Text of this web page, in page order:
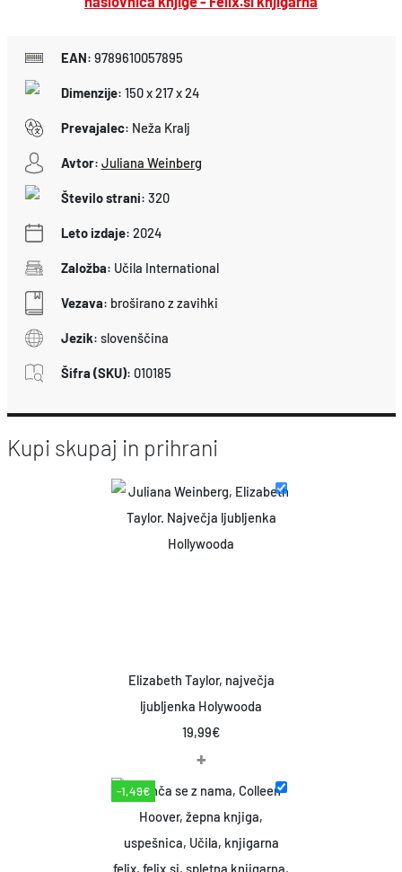
EAN: 9789610057895
Dimenzije: 150 x 217 x 24
Prevajalec: Neža Kralj
Avtor: Juliana Weinberg
Število strani: 320
Leto izdaje: 2024
Založba: Učila International
Vezava: broširano z zavihki
Jezik: slovenščina
Šifra (SKU): 010185
Kupi skupaj in prihrani
Elizabeth Taylor, največja
ljubljenka Holywooda
19,99€
+
-1,49€